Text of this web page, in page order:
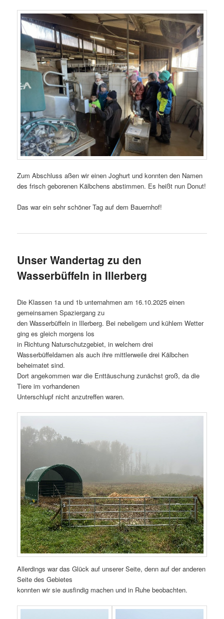
Zum Abschluss aßen wir einen Joghurt und konnten den Namen
des frisch geborenen Kälbchens abstimmen. Es heißt nun Donut!
Das war ein sehr schöner Tag auf dem Bauernhof!
Unser Wandertag zu den
Wasserbüffeln in Illerberg
Die Klassen 1a und 1b unternahmen am 16.10.2025 einen
gemeinsamen Spaziergang zu
den Wasserbüffeln in Illerberg. Bei nebeligem und kühlem Wetter
ging es gleich morgens los
in Richtung Naturschutzgebiet, in welchem drei
Wasserbüffeldamen als auch ihre mittlerweile drei Kälbchen
beheimatet sind.
Dort angekommen war die Enttäuschung zunächst groß, da die
Tiere im vorhandenen
Unterschlupf nicht anzutreffen waren.
Allerdings war das Glück auf unserer Seite, denn auf der anderen
Seite des Gebietes
konnten wir sie ausfindig machen und in Ruhe beobachten.